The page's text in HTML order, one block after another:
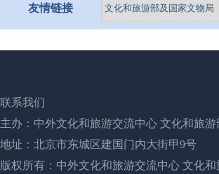
友情链接
联系我们
主办：中外文化和旅游交流中心 文化和旅
地址：北京市东城区建国门内大街甲9号
版权所有：中外文化和旅游交流中心 文化